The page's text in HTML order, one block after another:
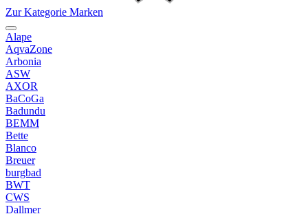
Zur Kategorie Marken
Alape
AqvaZone
Arbonia
ASW
AXOR
BaCoGa
Badundu
BEMM
Bette
Blanco
Breuer
burgbad
BWT
CWS
Dallmer